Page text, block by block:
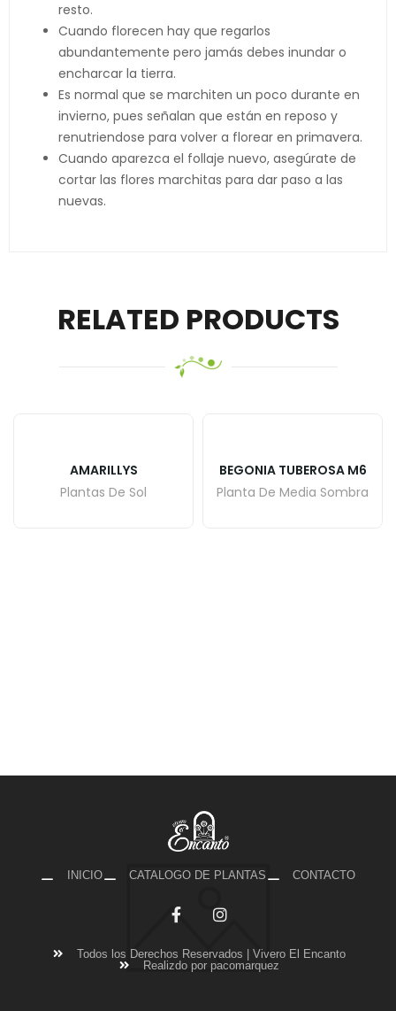
resto.
Cuando florecen hay que regarlos
abundantemente pero jamás debes inundar o
encharcar la tierra.
Es normal que se marchiten un poco durante en
invierno, pues señalan que están en reposo y
renutriendose para volver a florear en primavera.
Cuando aparezca el follaje nuevo, asegúrate de
cortar las flores marchitas para dar paso a las
nuevas.
RELATED PRODUCTS
AMARILLYS
Plantas De Sol
BEGONIA TUBEROSA M6
Planta De Media Sombra
INICIO CATALOGO DE PLANTAS CONTACTO
Todos los Derechos Reservados | Vivero El Encanto
Realizdo por pacomarquez